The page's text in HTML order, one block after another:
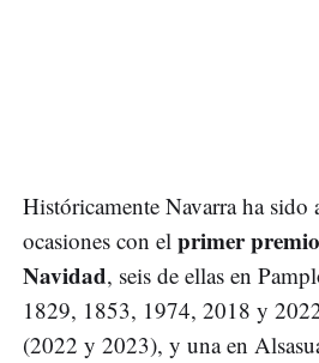
Históricamente Navarra ha sido
ocasiones con el primer
Navidad, seis de ellas en
1829, 1853, 1974, 2018 y
(2022 y 2023), y una en